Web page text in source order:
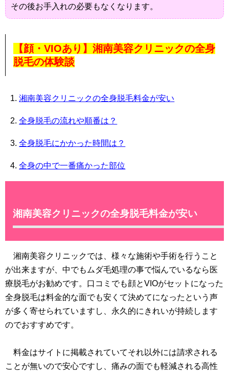
その後お手入れの必要もなくなります。
【顔・VIOあり】湘南美容クリニックの全身
脱毛の体験談
湘南美容クリニックの全身脱毛料金が安い
全身脱毛の流れや順番は？
全身脱毛にかかった時間は？
全身の中で一番痛かった部位
湘南美容クリニックの全身脱毛料金が安い
湘南美容クリニックでは、様々な施術や手術を行うこと
が出来ますが、中でもムダ毛処理の事で悩んでいるなら医
療脱毛がお勧めです。口コミでも顔とVIOがセットになった
全身脱毛は料金的な面でも安くて決めてになったという声
が多く寄せられていますし、永久的にきれいが持続します
のでおすすめです。
料金はサイトに掲載されていてそれ以外には請求される
ことが無いので安心ですし、痛みの面でも軽減される高性